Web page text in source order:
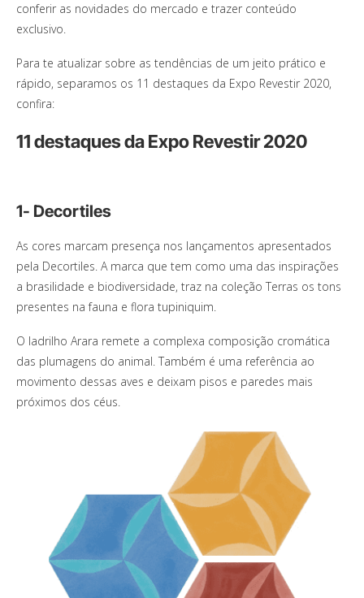
conferir as novidades do mercado e trazer conteúdo
exclusivo.
Para te atualizar sobre as tendências de um jeito prático e
rápido, separamos os 11 destaques da Expo Revestir 2020,
confira:
11 destaques da Expo Revestir 2020
1- Decortiles
As cores marcam presença nos lançamentos apresentados
pela Decortiles. A marca que tem como uma das inspirações
a brasilidade e biodiversidade, traz na coleção Terras os tons
presentes na fauna e flora tupiniquim.
O ladrilho Arara remete a complexa composição cromática
das plumagens do animal. Também é uma referência ao
movimento dessas aves e deixam pisos e paredes mais
próximos dos céus.